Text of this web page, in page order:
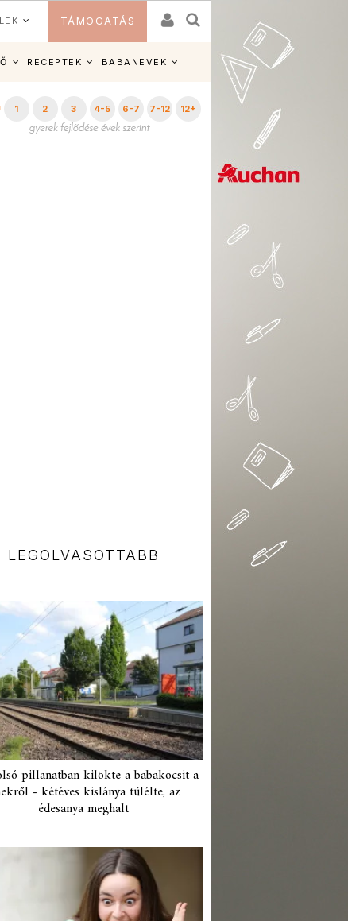
TÁMOGATÁS
RECEPTEK BABANEVEK
1 2 3 4-5 6-7 7-12 12+
LEGOLVASOTTABB
pillanatban kilökte a babakocsit a
- kétéves kislánya túlélte, az
édesanya meghalt